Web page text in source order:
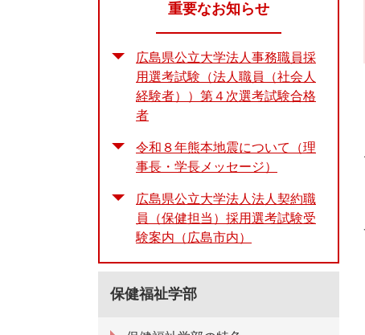
重要なお知らせ
広島県公立大学法人事務職員採
用選考試験（法人職員（社会人
経験者））第４次選考試験合格
者
令和８年熊本地震について（理
事長・学長メッセージ）
広島県公立大学法人法人契約職
員（保健担当）採用選考試験受
験案内（広島市内）
保健福祉学部